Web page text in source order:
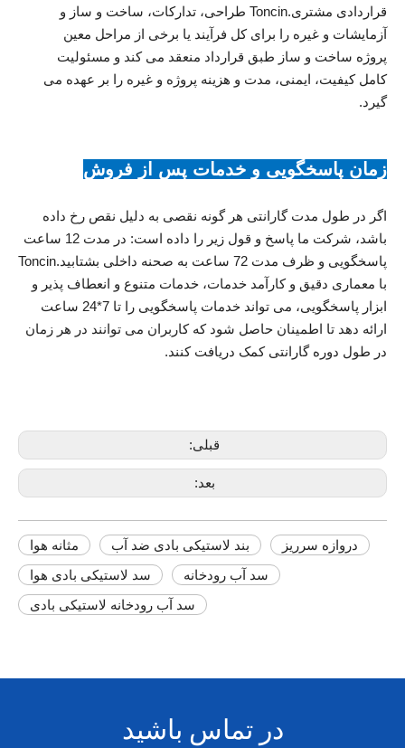
قراردادی مشتری.Toncin طراحی، تدارکات، ساخت و ساز و
آزمایشات و غیره را برای کل فرآیند یا برخی از مراحل معین
پروژه ساخت و ساز طبق قرارداد منعقد می کند و مسئولیت
کامل کیفیت، ایمنی، مدت و هزینه پروژه و غیره را بر عهده می
گیرد.
زمان پاسخگویی و خدمات پس از فروش
اگر در طول مدت گارانتی هر گونه نقصی به دلیل نقص رخ داده
باشد، شرکت ما پاسخ و قول زیر را داده است: در مدت 12 ساعت
پاسخگویی و ظرف مدت 72 ساعت به صحنه داخلی بشتابید.Toncin
با معماری دقیق و کارآمد خدمات، خدمات متنوع و انعطاف پذیر و
ابزار پاسخگویی، می تواند خدمات پاسخگویی را تا 7*24 ساعت
ارائه دهد تا اطمینان حاصل شود که کاربران می توانند در هر زمان
در طول دوره گارانتی کمک دریافت کنند.
قبلی:
بعد:
مثانه هوا بند لاستیکی بادی ضد آب
دروازه سرریز
سد لاستیکی بادی هوا
سد آب رودخانه
سد آب رودخانه لاستیکی بادی
در تماس باشید